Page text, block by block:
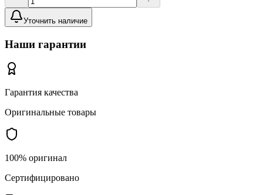
Уточнить наличие
Наши гарантии
Гарантия качества
Оригинальные товары
100% оригинал
Сертифицировано